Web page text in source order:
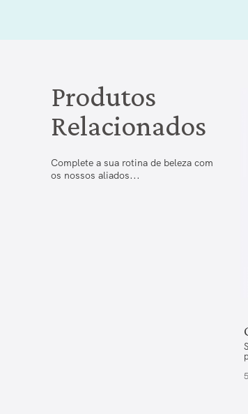
Produtos
Relacionados
Complete a sua rotina de beleza com
os nossos aliados...